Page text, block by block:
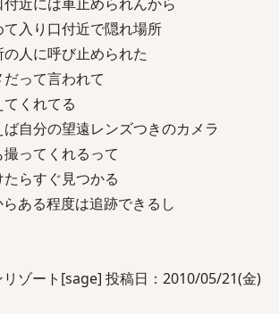
入り口付近で隠れ場所
人に呼び止められた
って言われて
くれてる
自分の望遠レンズつきのカメラ
ってくれるって
らすぐ見つかる
ある程度は追跡できるし
ゾート[sage] 投稿日：2010/05/21(金)